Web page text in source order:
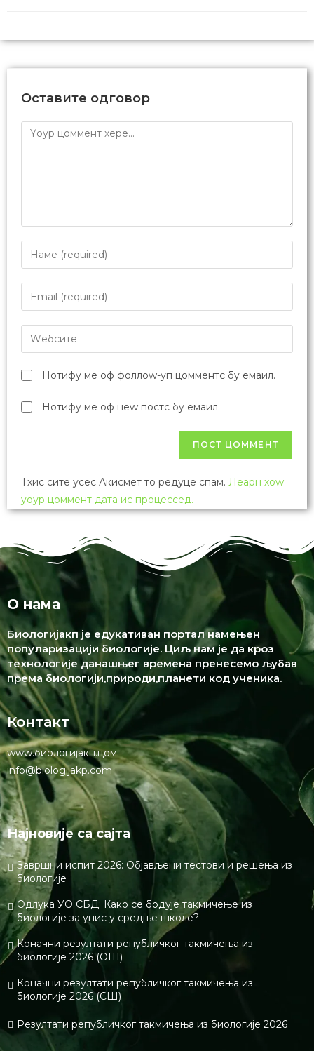
Оставите одговор
Нотифy ме оф фоллоw-уп цомментс бy емаил.
Нотифy ме оф неw постс бy емаил.
Тхис сите усес Акисмет то редуце спам. Леарн хоw
yоур цоммент дата ис процессед.
О нама
Биологијакп је едукативан портал намењен
популаризацији биологије. Циљ нам је да кроз
технологије данашњег времена пренесемо љубав
према биологији,природи,планети код ученика.
Контакт
www.биологијакп.цом
info@biologijakp.com
Најновије са сајта
Завршни испит 2026: Објављени тестови и решења из
биологије
Одлука УО СБД: Како се бодује такмичење из
биологије за упис у средње школе?
Коначни резултати републичког такмичења из
биологије 2026 (ОШ)
Коначни резултати републичког такмичења из
биологије 2026 (СШ)
Резултати републичког такмичења из биологије 2026